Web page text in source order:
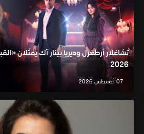
2026
07 أغسطس 2026